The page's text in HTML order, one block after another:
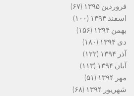
فروردین ۱۳۹۵
(۶۷)
اسفند ۱۳۹۴
(۱۰۰)
بهمن ۱۳۹۴
(۱۵۶)
دی ۱۳۹۴
(۱۸۰)
آذر ۱۳۹۴
(۱۲۲)
آبان ۱۳۹۴
(۱۱۳)
مهر ۱۳۹۴
(۵۱)
شهریور ۱۳۹۴
(۶۸)